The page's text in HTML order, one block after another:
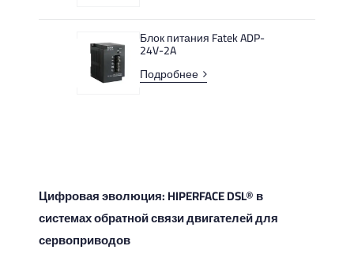
Блок питания Fatek ADP-
24V-2A
Подробнее
Цифровая эволюция: HIPERFACE DSL® в
системах обратной связи двигателей для
сервоприводов